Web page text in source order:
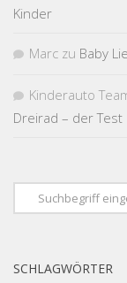
Kinder
Marc zu Baby
Kinderauto
Dreirad – der Test
SCHLAGWÖRTER